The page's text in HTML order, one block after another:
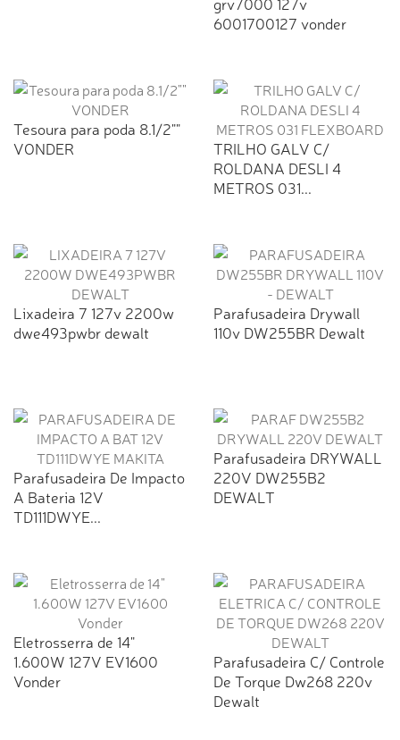
6001700127 vonder
Tesoura para poda 8.1/2""
VONDER
TRILHO GALV C/
ROLDANA DESLI 4
METROS 031...
Lixadeira 7 127v 2200w
dwe493pwbr dewalt
Parafusadeira Drywall
110v DW255BR Dewalt
Parafusadeira De Impacto
A Bateria 12V
TD111DWYE...
Parafusadeira DRYWALL
220V DW255B2
DEWALT
Eletrosserra de 14"
1.600W 127V EV1600
Vonder
Parafusadeira C/ Controle
De Torque Dw268 220v
Dewalt